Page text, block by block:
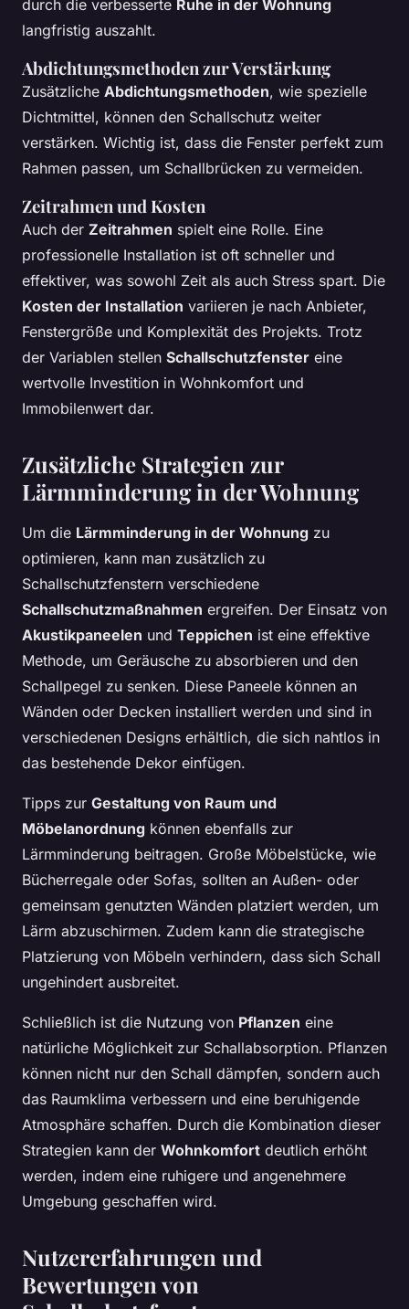
durch die verbesserte Ruhe in der Wohnung
langfristig auszahlt.
Abdichtungsmethoden zur Verstärkung
Zusätzliche Abdichtungsmethoden, wie spezielle
Dichtmittel, können den Schallschutz weiter
verstärken. Wichtig ist, dass die Fenster perfekt zum
Rahmen passen, um Schallbrücken zu vermeiden.
Zeitrahmen und Kosten
Auch der Zeitrahmen spielt eine Rolle. Eine
professionelle Installation ist oft schneller und
effektiver, was sowohl Zeit als auch Stress spart. Die
Kosten der Installation variieren je nach Anbieter,
Fenstergröße und Komplexität des Projekts. Trotz
der Variablen stellen Schallschutzfenster eine
wertvolle Investition in Wohnkomfort und
Immobilenwert dar.
Zusätzliche Strategien zur
Lärmminderung in der Wohnung
Um die Lärmminderung in der Wohnung zu
optimieren, kann man zusätzlich zu
Schallschutzfenstern verschiedene
Schallschutzmaßnahmen ergreifen. Der Einsatz von
Akustikpaneelen und Teppichen ist eine effektive
Methode, um Geräusche zu absorbieren und den
Schallpegel zu senken. Diese Paneele können an
Wänden oder Decken installiert werden und sind in
verschiedenen Designs erhältlich, die sich nahtlos in
das bestehende Dekor einfügen.
Tipps zur Gestaltung von Raum und
Möbelanordnung können ebenfalls zur
Lärmminderung beitragen. Große Möbelstücke, wie
Bücherregale oder Sofas, sollten an Außen- oder
gemeinsam genutzten Wänden platziert werden, um
Lärm abzuschirmen. Zudem kann die strategische
Platzierung von Möbeln verhindern, dass sich Schall
ungehindert ausbreitet.
Schließlich ist die Nutzung von Pflanzen eine
natürliche Möglichkeit zur Schallabsorption. Pflanzen
können nicht nur den Schall dämpfen, sondern auch
das Raumklima verbessern und eine beruhigende
Atmosphäre schaffen. Durch die Kombination dieser
Strategien kann der Wohnkomfort deutlich erhöht
werden, indem eine ruhigere und angenehmere
Umgebung geschaffen wird.
Nutzererfahrungen und
Bewertungen von